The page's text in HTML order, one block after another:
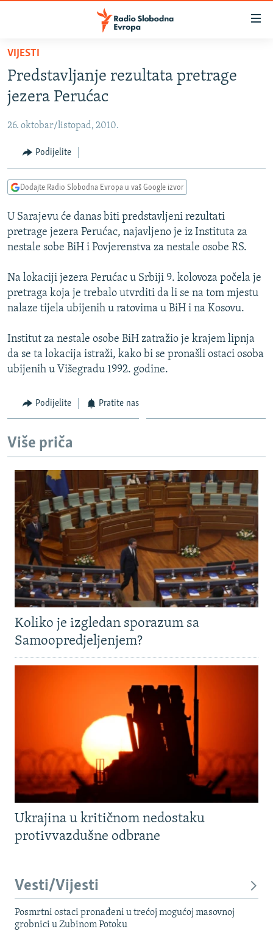
Pređite
glavni
sadržaj
Pređite
na
navigaciju
Pređite
na
VIJESTI
BOSNA I HERCEGOVINA
KOSOVO
CRNA GORA
VIDEO
FOTOGALERIJE
INFOGRAFIKE
PODCASTI
RAT U UKRAJINI
KINA NA BALKANU
ISPRIČAJ MI
DNEVNO@RSE
VIŠE OD NASLOVA
GENOCID U SREBRENICI
TV LIBERTY
POST SCRIPTUM
TRI DECENIJE OD RATA U BIH
SVE KARTE DEJTONA
NASTANAK I RASPAD JUGOSLAVIJE
PRATITE NAS
Sve RFE/RL stranice
VIJESTI
Predstavljanje rezultata pretrage
jezera Perućac
26. oktobar/listopad, 2010.
Podijelite
Dodajte Radio Slobodna Evropa u vaš Google izvor
U Sarajevu će danas biti predstavljeni rezultati
pretrage jezera Perućac, najavljeno je iz Instituta za
nestale sobe BiH i Povjerenstva za nestale osobe RS.
Na lokaciji jezera Perućac u Srbiji 9. kolovoza počela je
pretraga koja je trebalo utvrditi da li se na tom mjestu
nalaze tijela ubijenih u ratovima u BiH i na Kosovu.
Institut za nestale osobe BiH zatražio je krajem lipnja
da se ta lokacija istraži, kako bi se pronašli ostaci osoba
ubijenih u Višegradu 1992. godine.
Podijelite Pratite nas
Više priča
Koliko je izgledan sporazum sa
Samoopredjeljenjem?
Ukrajina u kritičnom nedostaku
protivvazdušne odbrane
Vesti/Vijesti
Posmrtni ostaci pronađeni u trećoj mogućoj masovnoj
grobnici u Zubinom Potoku